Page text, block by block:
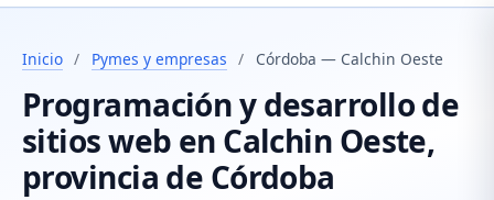
Inicio / Pymes y empresas / Córdoba — Calchin Oeste
Programación y desarrollo de
sitios web en Calchin Oeste,
provincia de Córdoba